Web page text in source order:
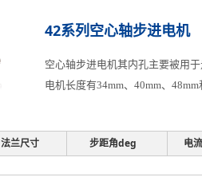
42系列空心轴步进电机
空心轴步进电机其内孔主要被用
电机长度有34mm、40mm、48mm
法兰尺寸 步距角deg 电